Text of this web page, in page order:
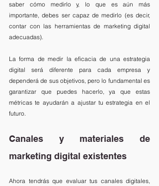
saber cómo medirlo y, lo que es aún más
importante, debes ser capaz de medirlo (es decir,
contar con las herramientas de marketing digital
adecuadas).
La forma de medir la eficacia de una estrategia
digital será diferente para cada empresa y
dependerá de sus objetivos, pero lo fundamental es
garantizar que puedes hacerlo, ya que estas
métricas te ayudarán a ajustar tu estrategia en el
futuro.
Canales y materiales de
marketing digital existentes
Ahora tendrás que evaluar tus canales digitales,